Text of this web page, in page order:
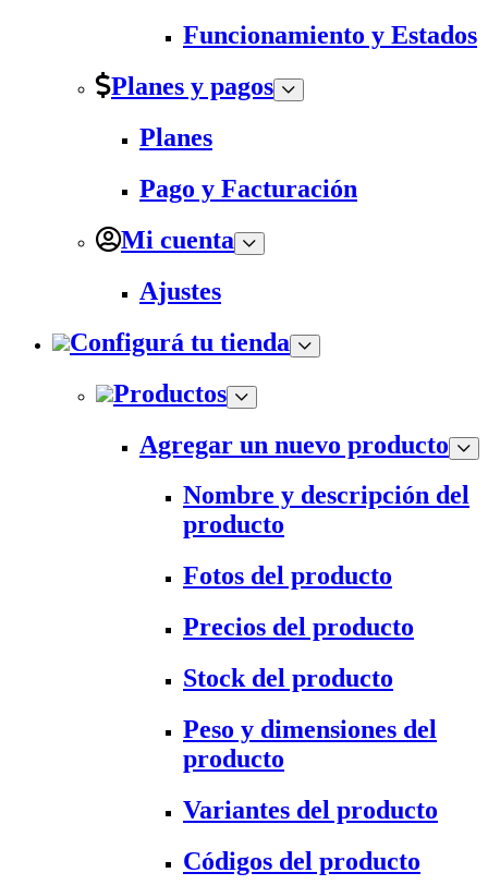
Funcionamiento y Estados
Planes y pagos
Planes
Pago y Facturación
Mi cuenta
Ajustes
Configurá tu tienda
Productos
Agregar un nuevo producto
Nombre y descripción del
producto
Fotos del producto
Precios del producto
Stock del producto
Peso y dimensiones del
producto
Variantes del producto
Códigos del producto